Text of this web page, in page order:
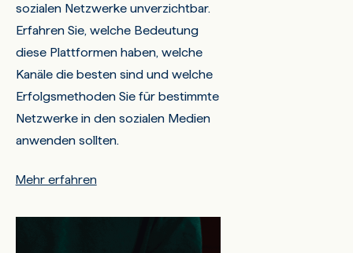
sozialen Netzwerke unverzichtbar.
Erfahren Sie, welche Bedeutung
diese Plattformen haben, welche
Kanäle die besten sind und welche
Erfolgsmethoden Sie für bestimmte
Netzwerke in den sozialen Medien
anwenden sollten.
Mehr erfahren